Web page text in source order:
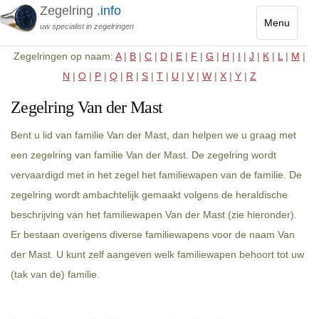
Menu
Toggle
Zegelring .info
uw specialist in zegelringen
Zegelringen op naam: A| B | C | D | E | F | G | H | I | J | K | L | M |
N | O | P | Q | R | S | T | U | V | W | X | Y | Z
Zegelring Van der Mast
Bent u lid van familie Van der Mast, dan helpen we u graag met
een zegelring van familie Van der Mast. De zegelring wordt
vervaardigd met in het zegel het familiewapen van de familie. De
zegelring wordt ambachtelijk gemaakt volgens de heraldische
beschrijving van het familiewapen Van der Mast (zie hieronder).
Er bestaan overigens diverse familiewapens voor de naam Van
der Mast. U kunt zelf aangeven welk familiewapen behoort tot uw
(tak van de) familie.